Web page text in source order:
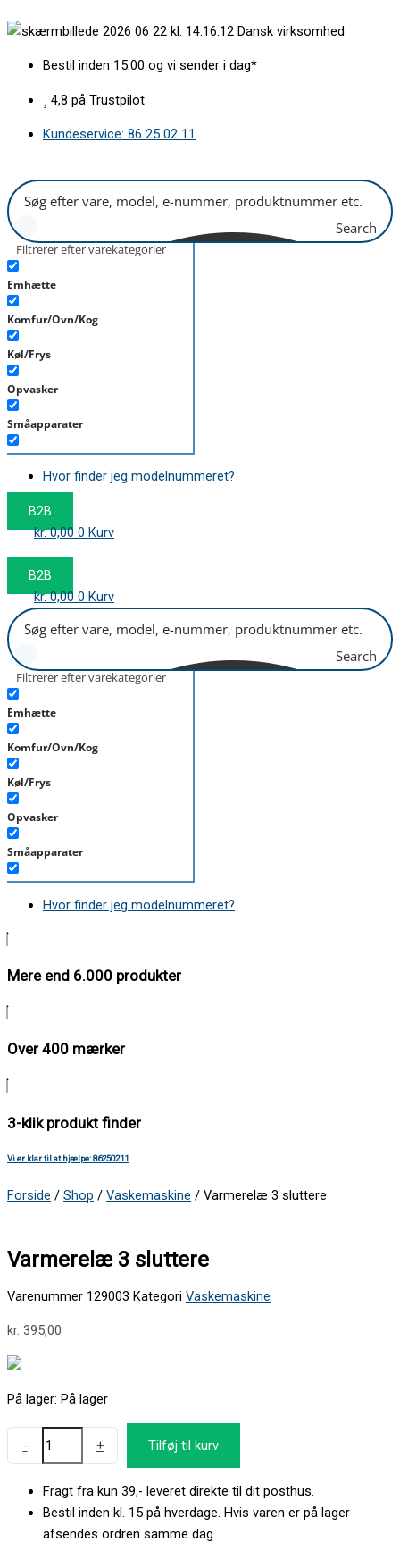
til
Dansk virksomhed
Bestil inden 15.00 og vi sender i dag*
4,8 på Trustpilot
Kundeservice: 86 25 02 11
Search
Filtrerer efter varekategorier
Emhætte
Komfur/Ovn/Kog
Køl/Frys
Opvasker
Småapparater
Støvsuger
Tørretumbler
Tilbehør/Plejemidler
Hvor finder jeg modelnummeret?
B2B
kr.0,00 0 Kurv
B2B
kr.0,00 0 Kurv
Search
Filtrerer efter varekategorier
Emhætte
Komfur/Ovn/Kog
Køl/Frys
Opvasker
Småapparater
Støvsuger
Hvor finder jeg modelnummeret?
Mere end 6.000 produkter
Over 400 mærker
3-klik produkt finder
Vi er klar til at hjælpe: 86250211
Forside / Shop / Vaskemaskine / Varmerelæ 3 sluttere
Varmerelæ 3 sluttere
Varenummer 129003 Kategori Vaskemaskine
kr. 395,00
På lager: På lager
-
3
+ Tilføj til kurv
Fragt fra kun 39,- leveret direkte til dit posthus.
Bestil inden kl. 15 på hverdage. Hvis varen er på lager
afsendes ordren samme dag.